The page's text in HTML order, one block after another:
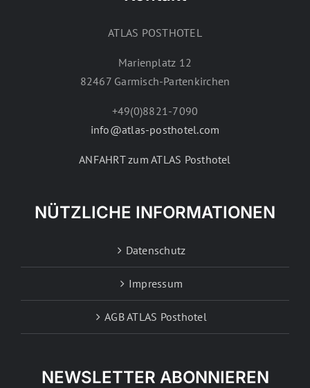
ATLAS POSTHOTEL
Marienplatz 12
82467 Garmisch-Partenkirchen
+49(0)8821-7090
info@atlas-posthotel.com
ANFAHRT zum ATLAS Posthotel
NÜTZLICHE INFORMATIONEN
Datenschutz
Impressum
AGB ATLAS Posthotel
NEWSLETTER ABONNIEREN